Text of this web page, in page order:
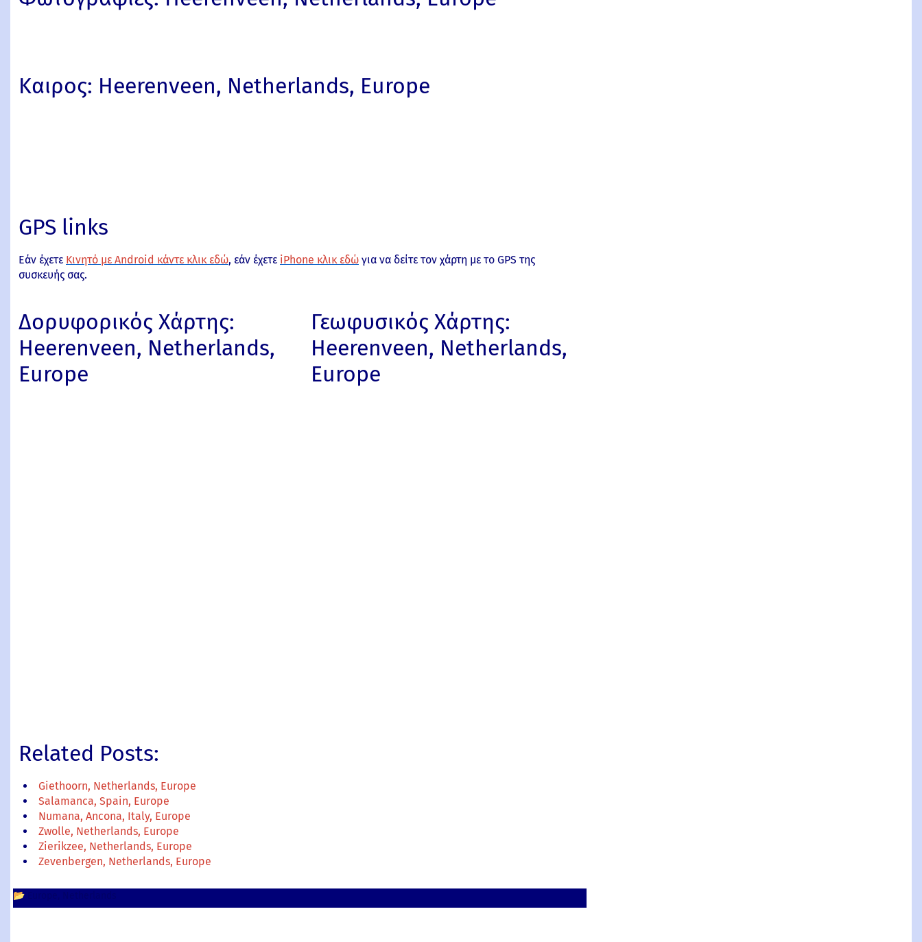
Καιρος: Heerenveen, Netherlands, Europe
GPS links
Εάν έχετε Κινητό με Android κάντε κλικ εδώ, εάν έχετε iPhone κλικ εδώ για να δείτε τον χάρτη με το GPS της
συσκευής σας.
Δορυφορικός Χάρτης:
Heerenveen, Netherlands,
Europe
Γεωφυσικός Χάρτης:
Heerenveen, Netherlands,
Europe
Related Posts:
Giethoorn, Netherlands, Europe
Salamanca, Spain, Europe
Numana, Ancona, Italy, Europe
Zwolle, Netherlands, Europe
Zierikzee, Netherlands, Europe
Zevenbergen, Netherlands, Europe
📂